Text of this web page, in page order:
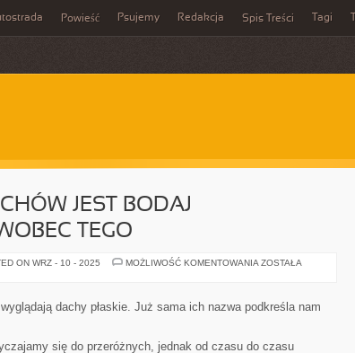
Powieść Psujemy Redakcja Spis Treści Tagi
JEST BODAJ
TEGO
ON WRZ - 10 - 2025 MOŻLIWOŚĆ KOMENTOWANIA RODZAJÓW
KILKANAŚCIE.
WOBEC
ZOSTAŁA
dachy płaskie. Już sama ich nazwa podkreśla nam
się do przeróżnych, jednak od czasu do czasu